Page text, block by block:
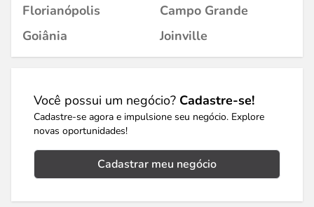
Florianópolis
Campo Grande
Goiânia
Joinville
Você possui um negócio? Cadastre-se!
Cadastre-se agora e impulsione seu negócio. Explore
novas oportunidades!
Cadastrar meu negócio